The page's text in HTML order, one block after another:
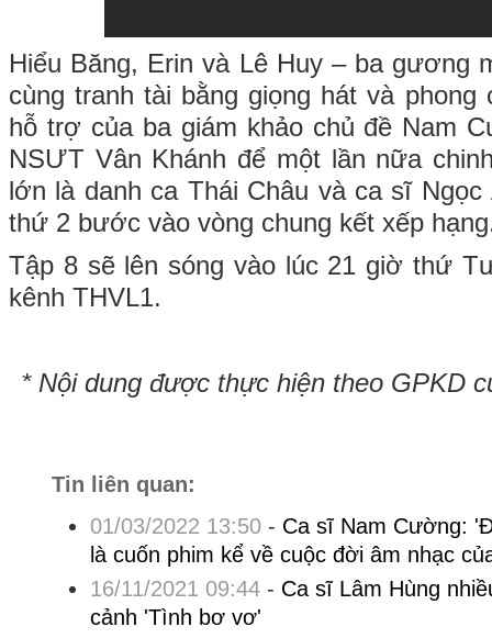
Hiểu Băng, Erin và Lê Huy – ba gương
cùng tranh tài bằng giọng hát và
hỗ trợ của ba giám khảo chủ đề Nam
NSƯT Vân Khánh để một lần nữa
lớn là danh ca Thái Châu và ca sĩ
thứ 2 bước vào vòng chung kết xếp
Tập 8 sẽ lên sóng vào lúc 21 giờ thứ
kênh THVL1.
* Nội dung được thực hiện theo GPKD
Tin liên quan:
01/03/2022 13:50- Ca sĩ Nam Cường:
là cuốn phim kể về cuộc đời âm nhạc
16/11/2021 09:44- Ca sĩ Lâm Hùng
cảnh 'Tình bơ vơ'